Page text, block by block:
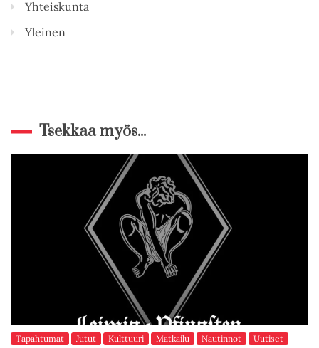
Yhteiskunta
Yleinen
Tsekkaa myös...
Tapahtumat Jutut Kulttuuri Matkailu Nautinnot
Uutiset